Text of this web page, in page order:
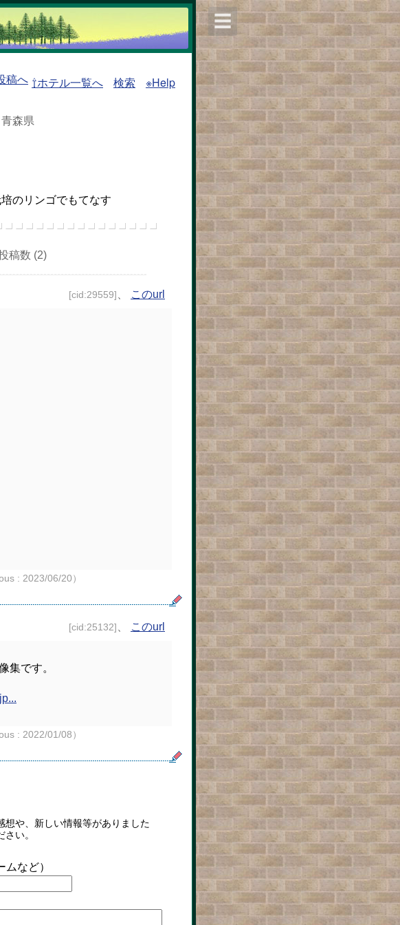
稿へ ⇧ホテル一覧へ 検索 ※Help
森県
のリンゴでもてなす
稿数 (2)
[cid:29559] このurl
: 2023/06/20）
[cid:25132] このurl
集です。
: 2022/01/08）
想や、新しい情報等がありました
い。
など）
☰